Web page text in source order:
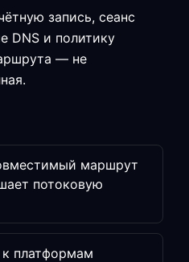
запись, сеанс
DNS и политику
— не
маршрут
потоковую
к платформам